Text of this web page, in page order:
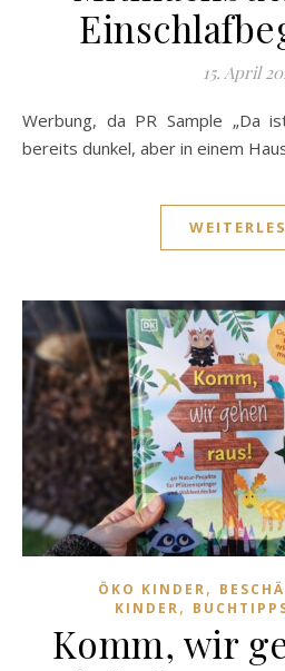
15. April
Werbung, da PR Sample „Da ist noch Licht“ – alles ist
bereits dunkel, aber in einem
ÖKO KINDER,
KINDER,
Komm, wir